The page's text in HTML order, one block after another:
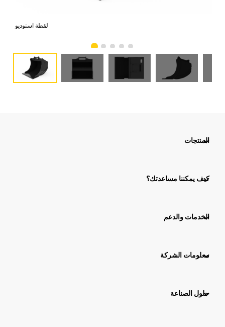
لقطة استوديو
المنتجات
كيف يمكننا مساعدتك؟
الخدمات والدعم
معلومات الشركة
حلول الصناعة